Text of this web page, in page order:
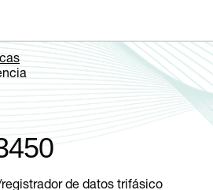
de datos trifásico